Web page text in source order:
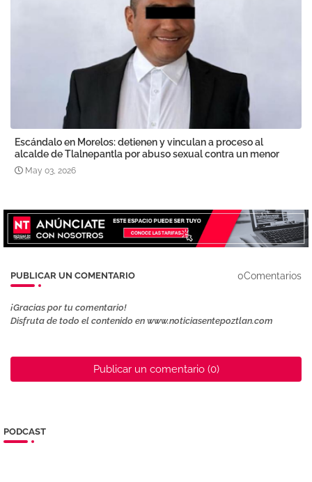
Escándalo en Morelos: detienen y vinculan a proceso al
alcalde de Tlalnepantla por abuso sexual contra un menor
May 03, 2026
PUBLICAR UN COMENTARIO 0Comentarios
¡Gracias por tu comentario!
Disfruta de todo el contenido en www.noticiasentepoztlan.com
Publicar un comentario (0)
PODCAST